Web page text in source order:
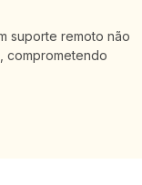
suporte remoto não
comprometendo